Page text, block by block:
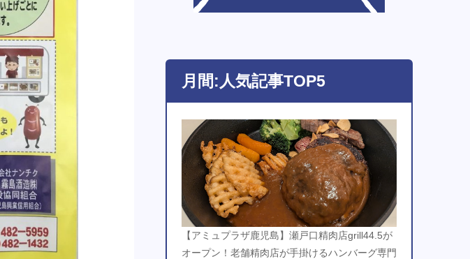
月間:人気記事TOP5
【アミュプラザ鹿児島】瀬戸口精肉店grill44.5が
オープン！老舗精肉店が手掛けるハンバーグ専門